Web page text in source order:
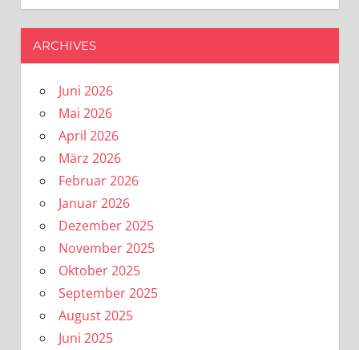
ARCHIVES
Juni 2026
Mai 2026
April 2026
März 2026
Februar 2026
Januar 2026
Dezember 2025
November 2025
Oktober 2025
September 2025
August 2025
Juni 2025